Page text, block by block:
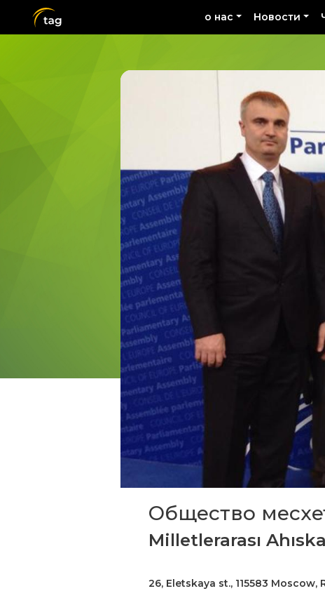
о нас Новости
Общество
Milletlerarası
26, Eletskaya st., 115583 Moscow,